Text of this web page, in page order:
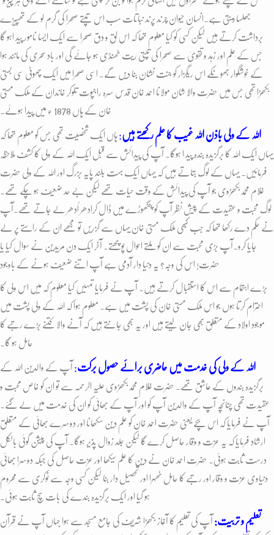
جھلسا دیتی ہے۔انسان حیوان چرند پرند نباتات سب اس تپتے صحرا کی گرم لو کے تھپیڑے
برداشت کرتے ہیں لیکن کسی کو کیا معلوم تھا کہ اس لق و دق صحرا سے ایک ایسا نامور پید اہو گا
جس کے علم اور زہد و تقویٰ سے صحرا کی تپتی ریت ٹھنڈی ہو جائے گی اور باد سحری کی مانند ہوا
کے خوشگوار جھونکے اس ریگزار کو جنت نشان بنا دیں گے۔ اسی صحرا میں ایک چھوٹی سی بستی
بکھڑا تھی جس میں حضرت والا شان مولانا احمد خان قدس سرہ راجپوت تلوکر خاندان کے ملک مستی
خان کے ہاں 1878 ء میں پیدا ہوئے۔
اللہ کے ولی باذن اللہ غیب کا علم رکھتے ہیں: ہاں ایک شخصیت تھی جس کو معلوم تھا کہ
یہاں ایک اللہ کا برگزیدہ بندہ پید ا ہوگا۔ آپ کی پیدائش سے قبل ایک اللہ کے ولی کا کشف ملاحظہ
فرمائیں۔ یہاں کے لوگ بتاتے ہیں کہ یہاں ایک بہت بلند پایہ بزرگ اور اللہ کے ولی حضرت
غلام محمدبکھڑوی جو آپ کی پیدائش کے وقت حیات تھے لیکن بے حد ضعیف ہو چکے تھے۔
لوگ محبت و عقیدت کے پیش نظر آپ کو پنگھوڑے میں ڈال کراِدھر اُدھر لے جاتے تھے۔آپ
نے حکم دے رکھا تھا کہ جب کبھی ملک مستی خان یہاں سے گزریں تو مجھے ان کے راستے پر لے
جایا کرو۔آپ بڑی محبت سے ان کو ملتے احوال پوچھتے۔ آخر ایک دن مریدین نے سوال کیا یا
حضرت! اس کی وجہ؟ یہ دنیا دار آدمی ہے آپ اتنے ضعیف ہونے کے باوجود
بڑے اہتمام سے اس کا استقبال کرتے ہیں۔ آپ نے فرمایا تمہیں کیا معلوم کہ میں اس ولی کا
احترام کرتا ہوں جو اس ملک مستی خان کی پشت میں ہے۔ معلوم ہوا کہ اللہ کے ولی پشت میں
موجود اولاد کے متعلق بھی جان لیتے ہیں اور یہ بھی جانتے ہیں کہ آنے والا کتنے بڑے رتبے کا
حامل ہو گا۔
اللہ کے ولی کی خدمت میں حاضری برائے حصول برکت: آپ کے والدین اللہ کے
برگزیدہ بندوں کے عاشق تھے۔ حضرت غلام محمدبکھڑوی علیہ الرحمہ سے تو ان کو خاص محبت و
عقیدت تھی چنانچہ آپ کے والدین آپ کو اور آپ کے بھائی کو ان کی خدمت میں لے گئے۔
آپ نے فرمایا کہ اس بچے یعنی حضرت احمد خان کو علم دین سکھانا اور دوسرے بھائی کے متعلق
ارشاد فرمایا کہ یہ عزت و وقار حاصل کرے گا لیکن جلد زوال پذیر ہوگا۔ آپ کی پیشن گوئی بالکل
درست ثابت ہوئی۔ حضرت احمد خان نے دین کا علم سیکھا اور عزت حاصل کی جبکہ دوسرا بھائی
دنیاوی عزت و وقار اور رتبے کا حامل ٹھہرا اور تحصیل دار بنا لیکن کسی وجہ سے نوکری سے محروم
ہو گیا اور ایک برگزیدہ بندے کی بات سچ ثابت ہوئی۔
تعلیم و تربیت: آپ کی تعلیم کا آغاز بکھڑا شریف کی جامع مسجد سے ہوا جہاں آپ نے قرآن